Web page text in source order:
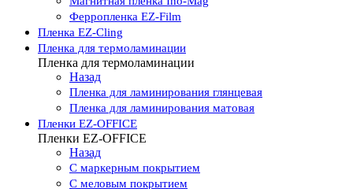
Ферропленка EZ-Film
Пленка EZ-Cling
Пленка для термоламинации
Пленка для термоламинации
Назад
Пленка для ламинирования глянцевая
Пленка для ламинирования матовая
Пленки EZ-OFFICE
Пленки EZ-OFFICE
Назад
С маркерным покрытием
С меловым покрытием